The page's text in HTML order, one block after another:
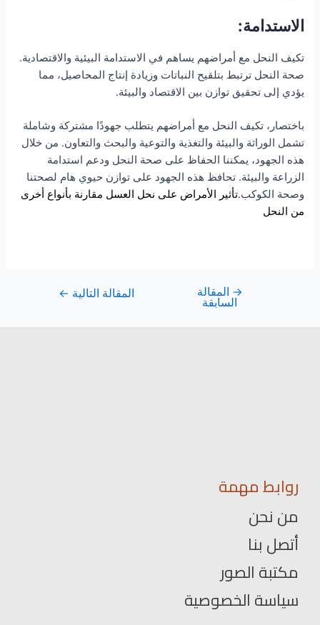
الاستدامة:
تكيف النحل مع أمراضهم يساهم في الاستدامة البيئية والاقتصادية.
صحة النحل ترتبط بتلقيح النباتات وزيادة إنتاج المحاصيل، مما
يؤدي إلى تحقيق توازن بين الاقتصاد والبيئة.
باختصار، تكيف النحل مع أمراضهم يتطلب جهودًا مشتركة وشاملة
تشمل الوراثة والبيئة والتغذية والتوعية والبحث والتعاون. من خلال
هذه الجهود، يمكننا الحفاظ على صحة النحل ودعم استدامة
الزراعة والبيئة. تحافظ هذه الجهود على توازن حيوي هام لصحتنا
وصحة الكوكب.تأثير الأمراض على نحل العسل مقارنة بأنواع أخرى
من النحل
→ المقالة
السابقة
المقالة التالية ←
روابط مهمة
من نحن
أتصل بنا
مكتبة الصور
سياسة الخصوصية